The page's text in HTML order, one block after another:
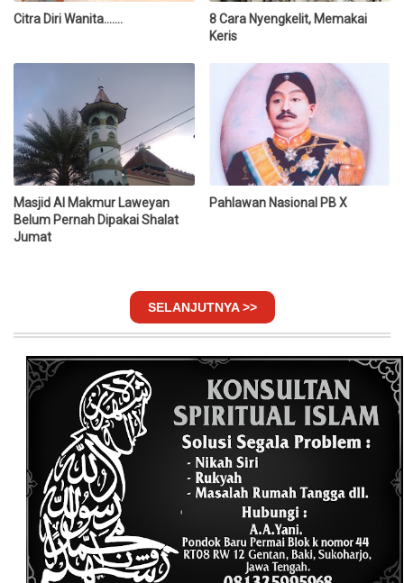
Citra Diri Wanita.......
8 Cara Nyengkelit, Memakai
Keris
Masjid Al Makmur Laweyan
Belum Pernah Dipakai Shalat
Jumat
Pahlawan Nasional PB X
SELANJUTNYA >>